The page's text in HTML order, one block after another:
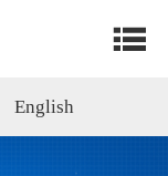
English